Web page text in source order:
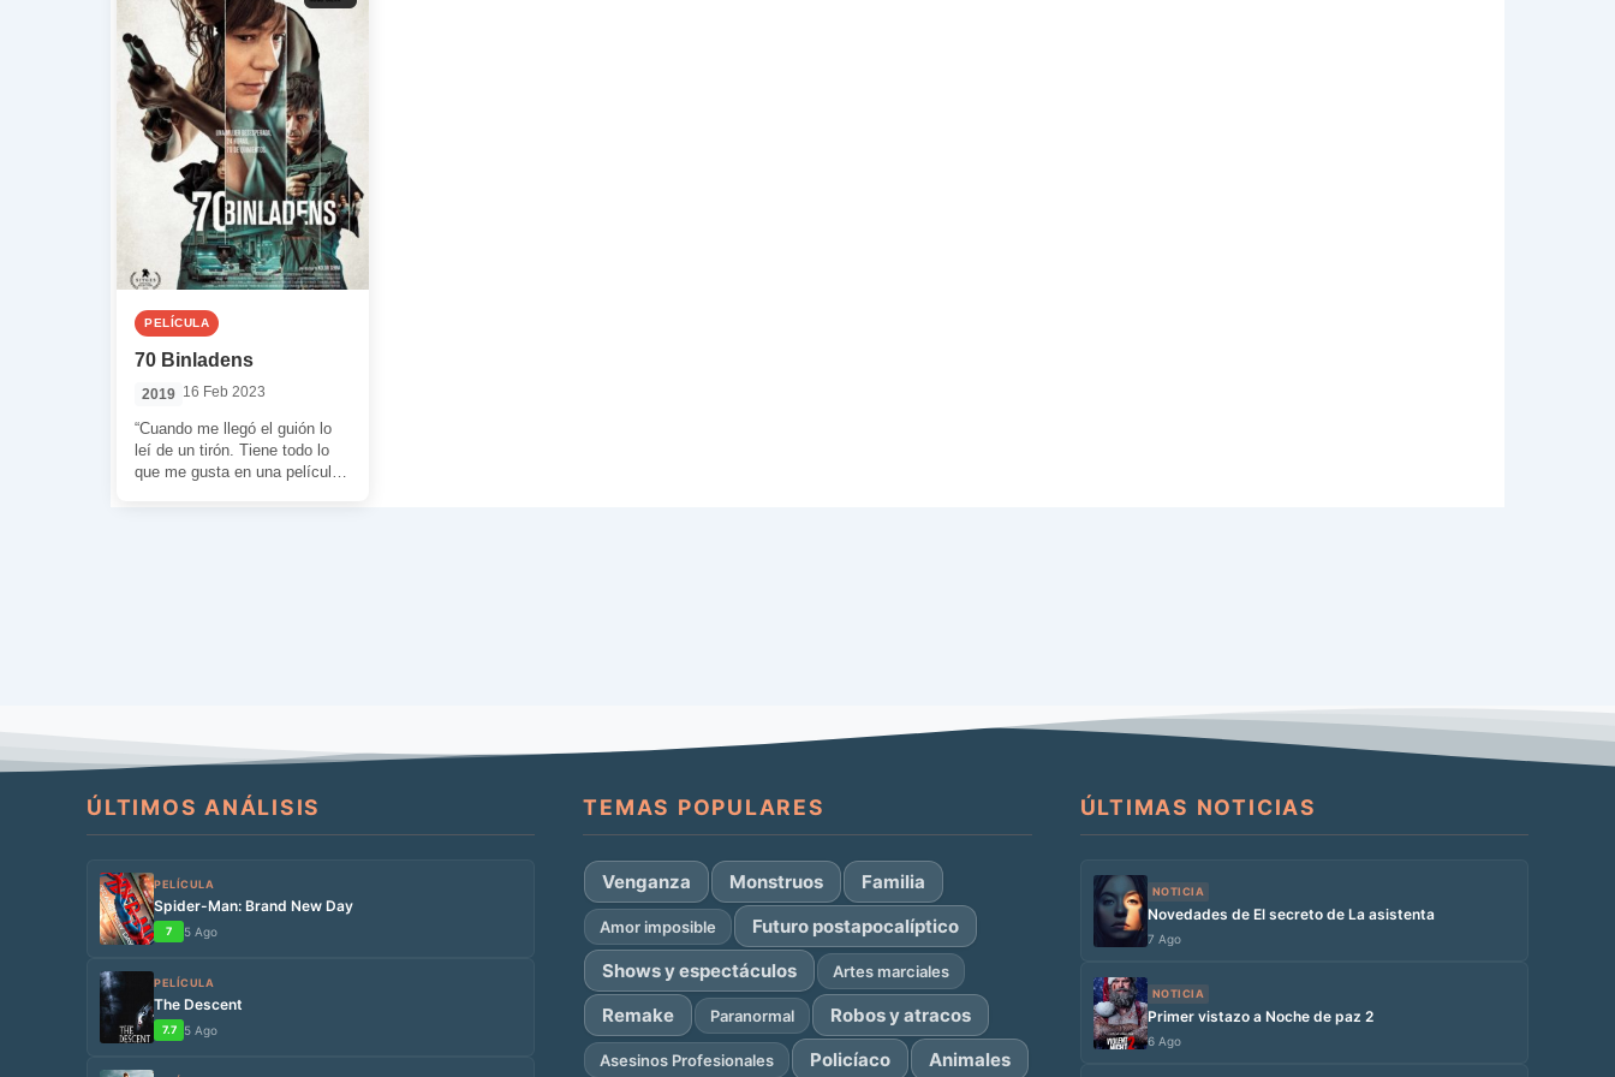
PELÍCULA
70 Binladens
2019 16 Feb 2023
“Cuando me llegó el guión lo
leí de un tirón. Tiene todo lo
que me gusta en una película
ÚLTIMOS ANÁLISIS
PELÍCULA
Spider-Man: Brand New Day
7 5 Ago
PELÍCULA
The Descent
7.7 5 Ago
TEMAS POPULARES
Venganza Monstruos Familia
Amor imposible
Futuro postapocalíptico
Shows y espectáculos
Artes marciales
Remake Paranormal Robos y atracos
Asesinos Profesionales Policíaco Animales
ÚLTIMAS NOTICIAS
NOTICIA
Novedades de El secreto de La asistenta
7 Ago
NOTICIA
Primer vistazo a Noche de paz 2
6 Ago